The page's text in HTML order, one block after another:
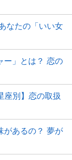
なたの「いい女
ー」とは？ 恋の
座別】恋の取扱
があるの？ 夢が